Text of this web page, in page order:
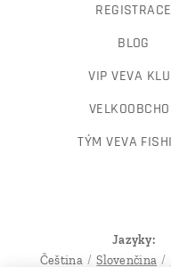
REGISTRACE
BLOG
VIP VEVA
TÝM VEVA
Jazyky
Čeština
Slovenčina